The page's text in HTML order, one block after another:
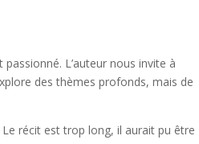
L’auteur nous invite à
des thèmes profonds, mais de
récit est trop long, il aurait pu être